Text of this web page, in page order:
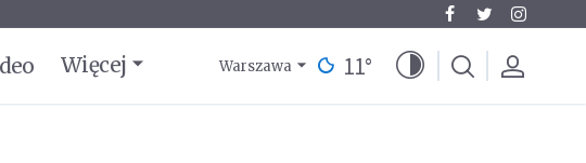
Więcej Warszawa 11°